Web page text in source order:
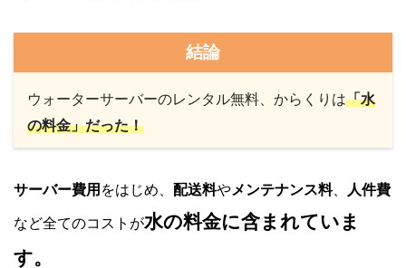
結論
ウォーターサーバーのレンタル無料、からくりは「水
の料金」だった！
サーバー費用 をはじめ、 配送料やメンテナンス料、 人件費
など全てのコストが水の料金に含まれていま
す。